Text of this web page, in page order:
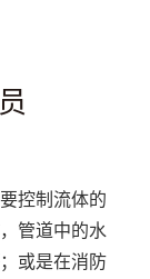
控制流体的
管道中的水
或是在消防